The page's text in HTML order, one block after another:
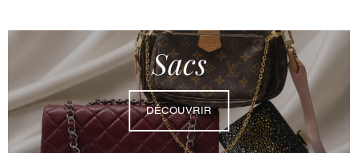
Sacs
DÉCOUVRIR